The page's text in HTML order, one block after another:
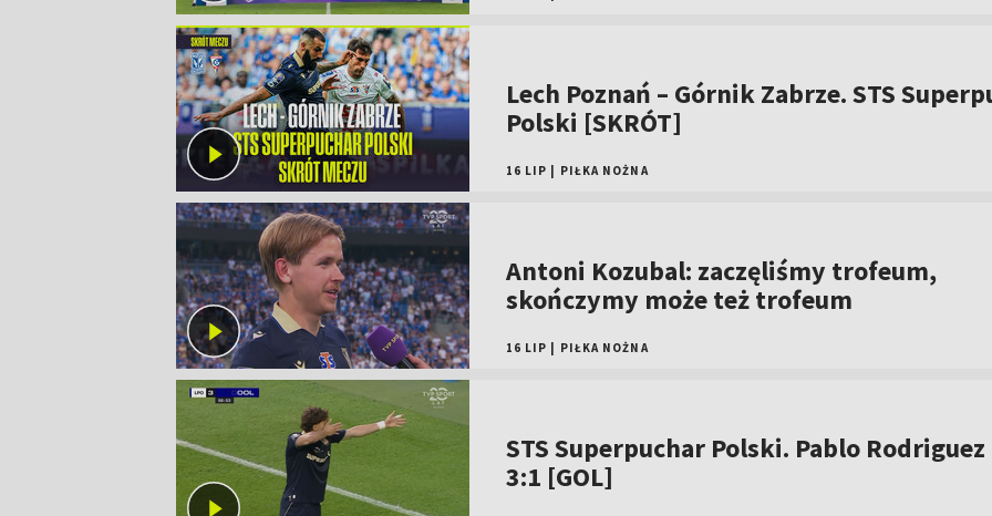
Lech Poznań – Górnik Zabrze. STS
Polski [SKRÓT]
16 LIP PIŁKA NOŻNA
Antoni Kozubal: zaczęliśmy trofeum,
skończymy może też trofeum
16 LIP PIŁKA NOŻNA
STS Superpuchar Polski. Pablo Rodriguez
3:1 [GOL]